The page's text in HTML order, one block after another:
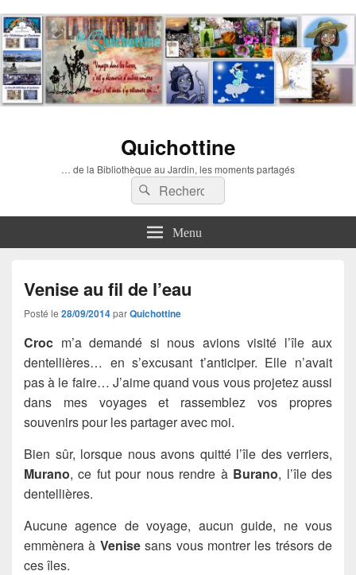
Quichottine
… de la Bibliothèque au Jardin, les moments partagés
Recherche :
Rechercher
Menu
Venise au fil de l’eau
Posté le 28/09/2014parQuichottine
Croc m’a demandé si nous avions visité l’île aux
dentellières… en s’excusant t’anticiper. Elle n’avait
pas à le faire… J’aime quand vous vous projetez aussi
dans mes voyages et rassemblez vos propres
souvenirs pour les partager avec moi.
Bien sûr, lorsque nous avons quitté l’île des verriers,
Murano, ce fut pour nous rendre à Burano, l’île des
dentellières.
Aucune agence de voyage, aucun guide, ne vous
emmènera à Venisesans vous montrer les trésors de
ces îles.